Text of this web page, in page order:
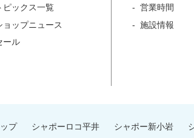
ピックス一覧
ョップニュース
ール
営業時間
施設情報
プ シャポーロコ平井 シャポー新小岩